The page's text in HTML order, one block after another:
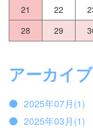
21
22
28
29
アーカイブ
2025年07月(1)
2025年03月(1)